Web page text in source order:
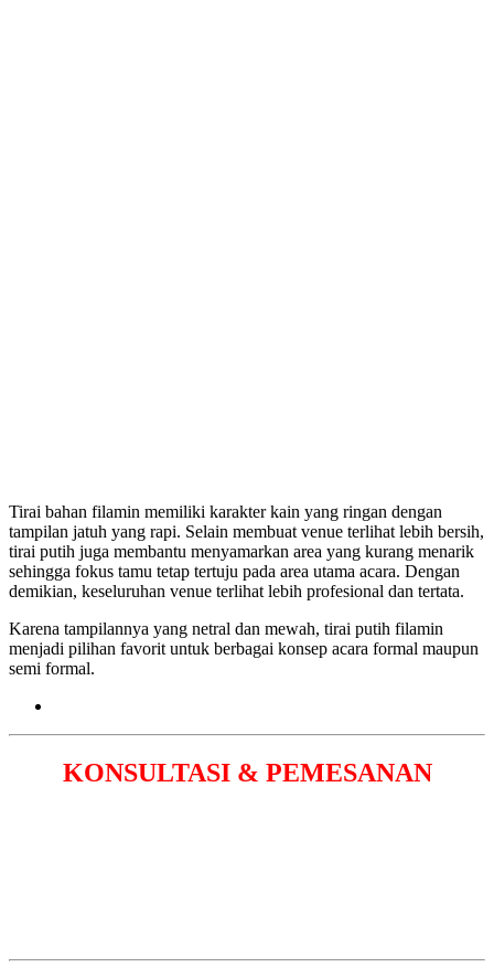
Tirai bahan filamin memiliki karakter kain yang ringan dengan
tampilan jatuh yang rapi. Selain membuat venue terlihat lebih bersih,
tirai putih juga membantu menyamarkan area yang kurang menarik
sehingga fokus tamu tetap tertuju pada area utama acara. Dengan
demikian, keseluruhan venue terlihat lebih profesional dan tertata.
Karena tampilannya yang netral dan mewah, tirai putih filamin
menjadi pilihan favorit untuk berbagai konsep acara formal maupun
semi formal.
KONSULTASI & PEMESANAN